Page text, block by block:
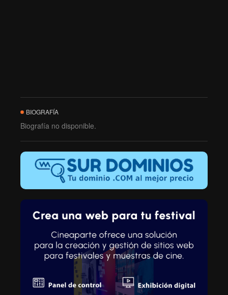
BIOGRAFÍA
Biografía no disponible.